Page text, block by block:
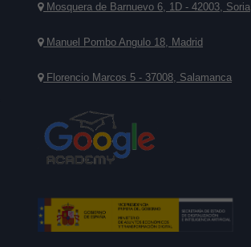
Mosquera de Barnuevo 6, 1D - 42003, Soria
Manuel Pombo Angulo 18, Madrid
Florencio Marcos 5 - 37008, Salamanca